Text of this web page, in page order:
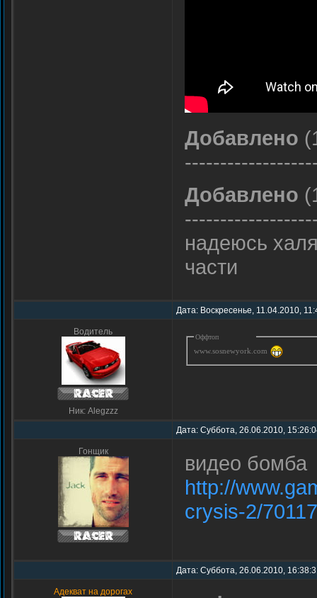
Добавлено
Добавлено
надеюсь
части
Дата: Воскресенье, 11.04.2010,
Водитель
Ник: Alegzzz
Оффтоп
www.sosnewyork.com
Дата: Суббота, 26.06.2010,
Гонщик
видео бомба
http://
crysis-2/
Дата: Суббота, 26.06.2010,
Адекват на дорогах